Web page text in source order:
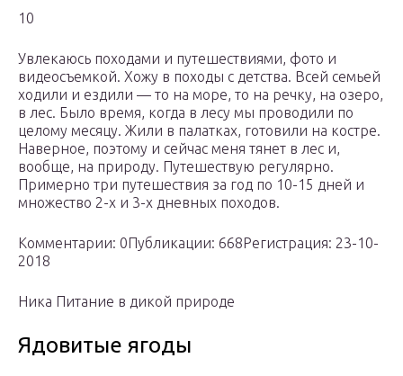
10
Увлекаюсь походами и путешествиями, фото и
видеосъемкой. Хожу в походы с детства. Всей семьей
ходили и ездили — то на море, то на речку, на озеро,
в лес. Было время, когда в лесу мы проводили по
целому месяцу. Жили в палатках, готовили на костре.
Наверное, поэтому и сейчас меня тянет в лес и,
вообще, на природу. Путешествую регулярно.
Примерно три путешествия за год по 10-15 дней и
множество 2-х и 3-х дневных походов.
Комментарии: 0Публикации: 668Регистрация: 23-10-
2018
Ника Питание в дикой природе
Ядовитые ягоды